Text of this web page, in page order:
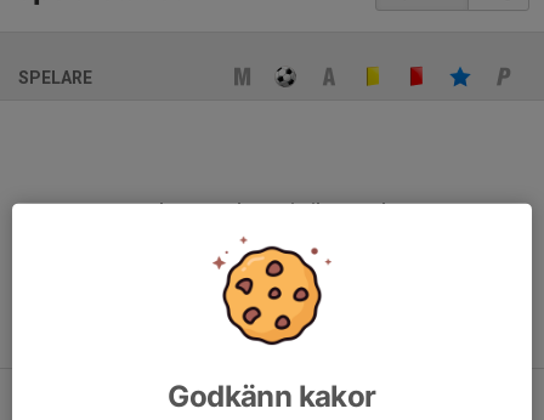
SPELARE
Ingen spelarstatistik sparad
När ni fyller i uppställning på respektive match visas statistiken
automatiskt på denna sida
Godkänn kakor